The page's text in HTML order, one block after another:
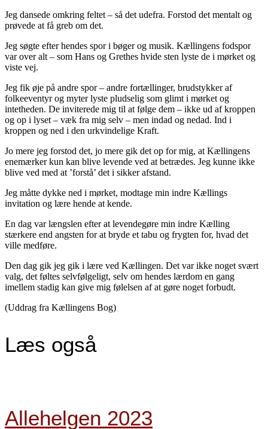
Jeg dansede omkring feltet – så det udefra. Forstod det mentalt og
prøvede at få greb om det.
Jeg søgte efter hendes spor i bøger og musik. Kællingens fodspor
var over alt – som Hans og Grethes hvide sten lyste de i mørket og
viste vej.
Jeg fik øje på andre spor – andre fortællinger, brudstykker af
folkeeventyr og myter lyste pludselig som glimt i mørket og
intetheden. De inviterede mig til at følge dem – ikke ud af kroppen
og op i lyset – væk fra mig selv – men indad og nedad. Ind i
kroppen og ned i den urkvindelige Kraft.
Jo mere jeg forstod det, jo mere gik det op for mig, at Kællingens
enemærker kun kan blive levende ved at betrædes. Jeg kunne ikke
blive ved med at ’forstå’ det i sikker afstand.
Jeg måtte dykke ned i mørket, modtage min indre Kællings
invitation og lære hende at kende.
En dag var længslen efter at levendegøre min indre Kælling
stærkere end angsten for at bryde et tabu og frygten for, hvad det
ville medføre.
Den dag gik jeg gik i lære ved Kællingen. Det var ikke noget svært
valg, det føltes selvfølgeligt, selv om hendes lærdom en gang
imellem stadig kan give mig følelsen af at gøre noget forbudt.
(Uddrag fra Kællingens Bog)
Læs også
Allehelgen 2023